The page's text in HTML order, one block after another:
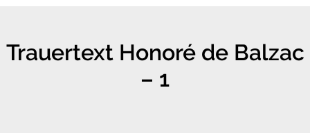
Trauertext Honoré de Balzac
– 1